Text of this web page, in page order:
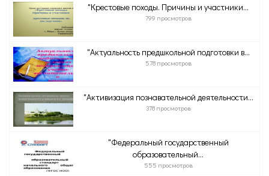
"Крестовые походы. Причины и участники...
799 просмотров
"Актуальность предшкольной подготовки в...
578 просмотров
"Активизация познавательной деятельности...
378 просмотров
"Федеральный государственный
образовательный...
555 просмотров